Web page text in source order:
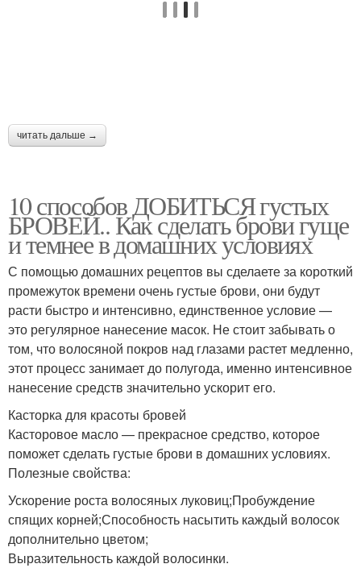
читать дальше →
10 способов ДОБИТЬСЯ густых
БРОВЕЙ.. Как сделать брови гуще
и темнее в домашних условиях
С помощью домашних рецептов вы сделаете за короткий
промежуток времени очень густые брови, они будут
расти быстро и интенсивно, единственное условие —
это регулярное нанесение масок. Не стоит забывать о
том, что волосяной покров над глазами растет медленно,
этот процесс занимает до полугода, именно интенсивное
нанесение средств значительно ускорит его.
Касторка для красоты бровей
Касторовое масло — прекрасное средство, которое
поможет сделать густые брови в домашних условиях.
Полезные свойства:
Ускорение роста волосяных луковиц;Пробуждение
спящих корней;Способность насытить каждый волосок
дополнительно цветом;
Выразительность каждой волосинки.